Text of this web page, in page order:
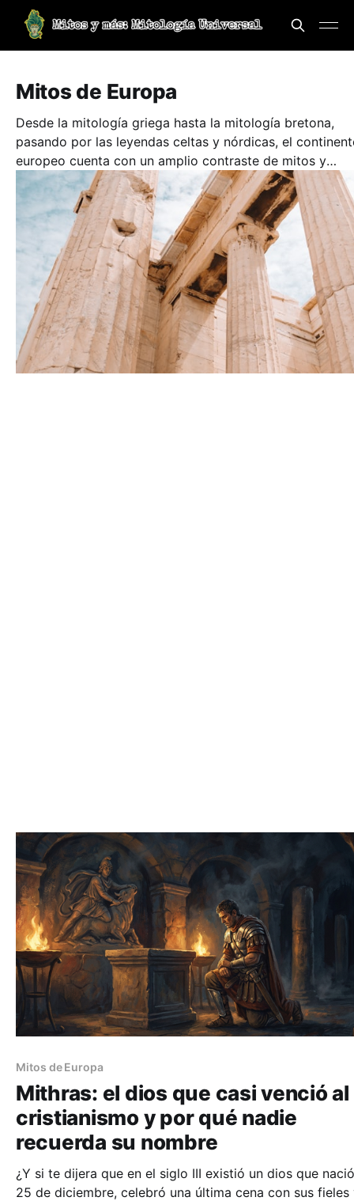
Mitos de Europa
Desde la mitología griega hasta la mitología bretona,
pasando por las leyendas celtas y nórdicas, el
europeo cuenta con un amplio contraste de mitos y
leyendas, sin negar que sus mitos son los mas
Mitos de Europa
Mithras: el dios que casi venció al
cristianismo y por qué nadie
recuerda su nombre
¿Y si te dijera que en el siglo III existió un dios que
25 de diciembre, celebró una última cena con sus fieles